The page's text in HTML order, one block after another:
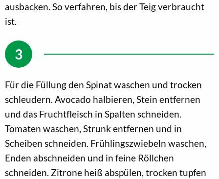
ausbacken. So verfahren, bis der Teig verbraucht
ist.
Für die Füllung den Spinat waschen und trocken
schleudern. Avocado halbieren, Stein entfernen
und das Fruchtfleisch in Spalten schneiden.
Tomaten waschen, Strunk entfernen und in
Scheiben schneiden. Frühlingszwiebeln waschen,
Enden abschneiden und in feine Röllchen
schneiden. Zitrone heiß abspülen, trocken tupfen